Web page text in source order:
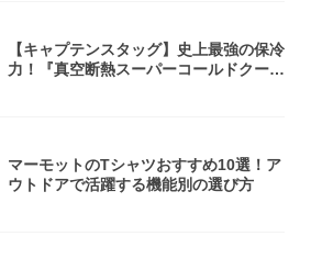
【キャプテンスタッグ】史上最強の保冷
力！『真空断熱スーパーコールドクーラ
マーモットのTシャツおすすめ10選！ア
ウトドアで活躍する機能別の選び方